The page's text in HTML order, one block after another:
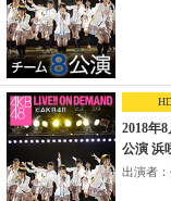
2018年
公演 浜
出演者：